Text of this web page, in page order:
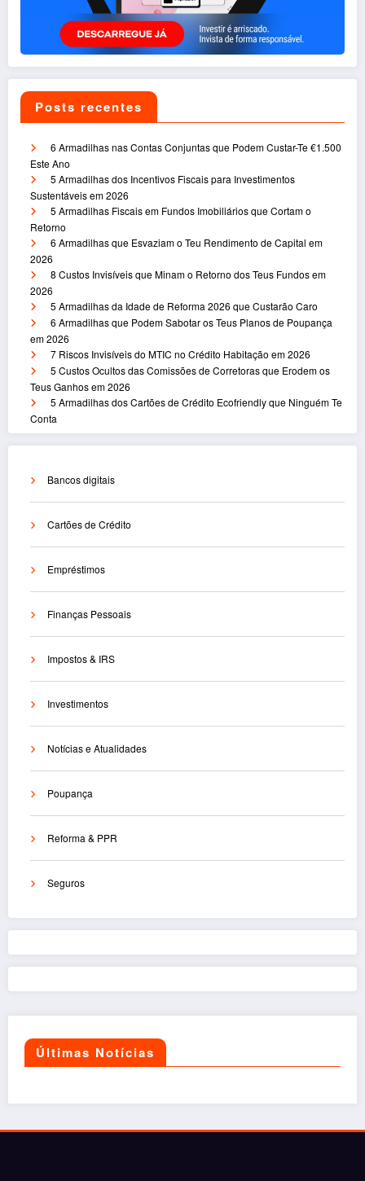
Posts recentes
6 Armadilhas nas Contas Conjuntas que Podem Custar-Te €1.500
Este Ano
5 Armadilhas dos Incentivos Fiscais para Investimentos
Sustentáveis em 2026
5 Armadilhas Fiscais em Fundos Imobiliários que Cortam o
Retorno
6 Armadilhas que Esvaziam o Teu Rendimento de Capital em
2026
8 Custos Invisíveis que Minam o Retorno dos Teus Fundos em
2026
5 Armadilhas da Idade de Reforma 2026 que Custarão Caro
6 Armadilhas que Podem Sabotar os Teus Planos de Poupança
em 2026
7 Riscos Invisíveis do MTIC no Crédito Habitação em 2026
5 Custos Ocultos das Comissões de Corretoras que Erodem os
Teus Ganhos em 2026
5 Armadilhas dos Cartões de Crédito Ecofriendly que Ninguém Te
Conta
Bancos digitais
Cartões de Crédito
Empréstimos
Finanças Pessoais
Impostos & IRS
Investimentos
Notícias e Atualidades
Poupança
Reforma & PPR
Seguros
Últimas Notícias